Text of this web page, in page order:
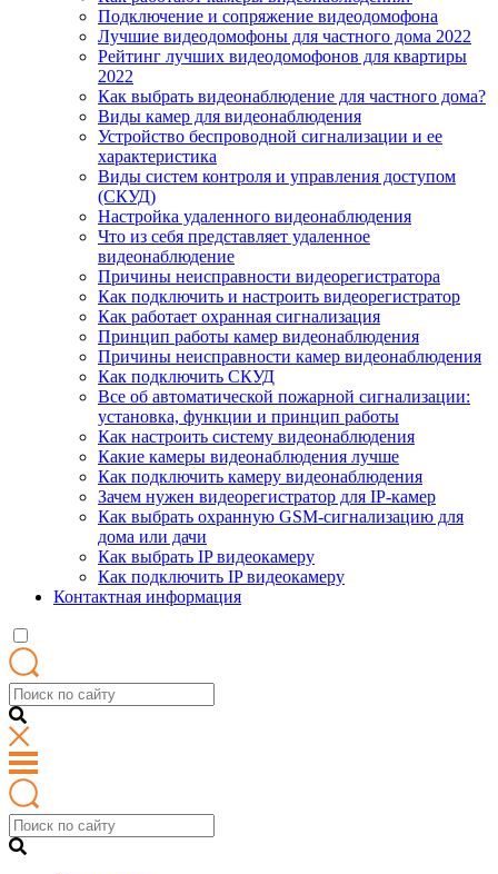
Подключение и сопряжение видеодомофона
Лучшие видеодомофоны для частного дома 2022
Рейтинг лучших видеодомофонов для квартиры
2022
Как выбрать видеонаблюдение для частного дома?
Виды камер для видеонаблюдения
Устройство беспроводной сигнализации и ее
характеристика
Виды систем контроля и управления доступом
(СКУД)
Настройка удаленного видеонаблюдения
Что из себя представляет удаленное
видеонаблюдение
Причины неисправности видеорегистратора
Как подключить и настроить видеорегистратор
Как работает охранная сигнализация
Принцип работы камер видеонаблюдения
Причины неисправности камер видеонаблюдения
Как подключить СКУД
Все об автоматической пожарной сигнализации:
установка, функции и принцип работы
Как настроить систему видеонаблюдения
Какие камеры видеонаблюдения лучше
Как подключить камеру видеонаблюдения
Зачем нужен видеорегистратор для IP-камер
Как выбрать охранную GSM-сигнализацию для
дома или дачи
Как выбрать IP видеокамеру
Как подключить IP видеокамеру
Контактная информация